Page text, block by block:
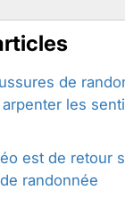
de
les
est de retour
randonnée